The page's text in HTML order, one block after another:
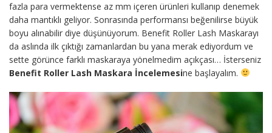
fazla para vermektense az mm içeren ürünleri kullanıp denemek
daha mantıklı geliyor. Sonrasında performansı beğenilirse büyük
boyu alınabilir diye düşünüyorum. Benefit Roller Lash Maskarayı
da aslında ilk çıktığı zamanlardan bu yana merak ediyordum ve
sette görünce farklı maskaraya yönelmedim açıkçası… İsterseniz
Benefit Roller Lash Maskara İncelemesine başlayalım.